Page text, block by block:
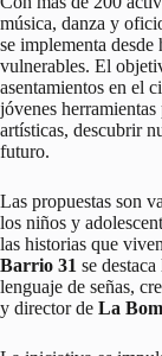
música, danza y
se implementa desde
vulnerables. El
asentamientos en el
jóvenes herramientas
artísticas, descubrir
futuro.
Las propuestas son
los niños y
las historias que
Barrio 31 se
lenguaje de señas,
y director de La